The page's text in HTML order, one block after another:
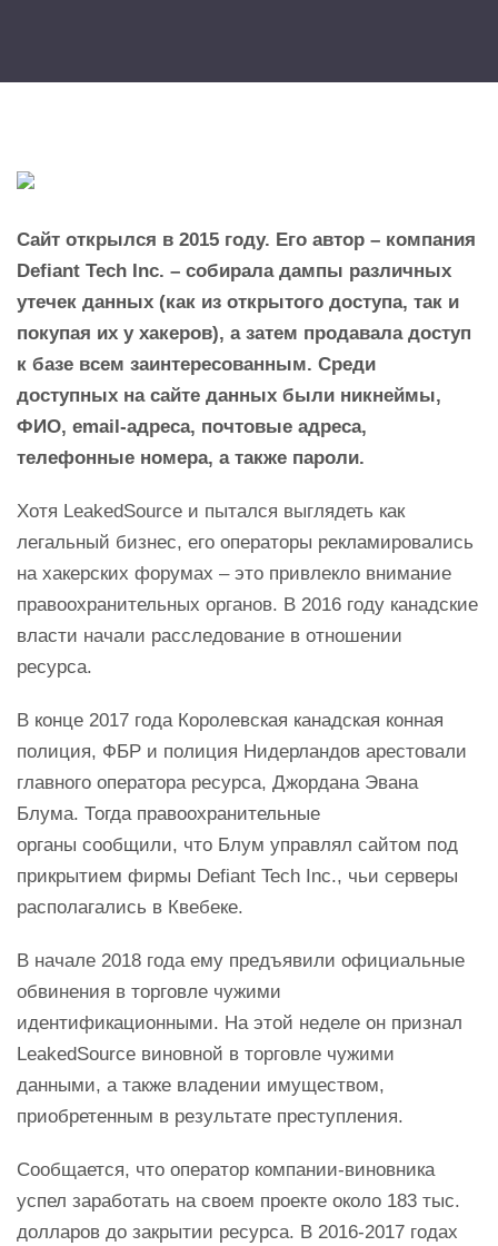
Сайт открылся в 2015 году. Его автор – компания
Defiant Tech Inc. – собирала дампы различных
утечек данных (как из открытого доступа, так и
покупая их у хакеров), а затем продавала доступ
к базе всем заинтересованным. Среди
доступных на сайте данных были никнеймы,
ФИО, email-адреса, почтовые адреса,
телефонные номера, а также пароли.
Хотя LeakedSource и пытался выглядеть как
легальный бизнес, его операторы рекламировались
на хакерских форумах – это привлекло внимание
правоохранительных органов. В 2016 году канадские
власти начали расследование в отношении
ресурса.
В конце 2017 года Королевская канадская конная
полиция, ФБР и полиция Нидерландов арестовали
главного оператора ресурса, Джордана Эвана
Блума. Тогда правоохранительные
органы сообщили, что Блум управлял сайтом под
прикрытием фирмы Defiant Tech Inc., чьи серверы
располагались в Квебеке.
В начале 2018 года ему предъявили официальные
обвинения в торговле чужими
идентификационными. На этой неделе он признал
LeakedSource виновной в торговле чужими
данными, а также владении имуществом,
приобретенным в результате преступления.
Сообщается, что оператор компании-виновника
успел заработать на своем проекте около 183 тыс.
долларов до закрытии ресурса. В 2016-2017 годах